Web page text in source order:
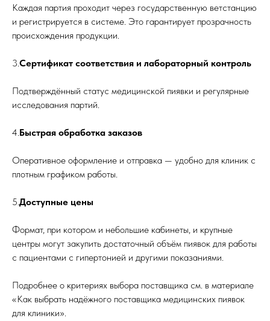
Каждая партия проходит через государственную ветстанцию
и регистрируется в системе. Это гарантирует прозрачность
происхождения продукции.
3.Сертификат соответствия и лабораторный контроль
Подтверждённый статус медицинской пиявки и регулярные
исследования партий.
4.Быстрая обработка заказов
Оперативное оформление и отправка — удобно для клиник с
плотным графиком работы.
5.Доступные цены
Формат, при котором и небольшие кабинеты, и крупные
центры могут закупить достаточный объём пиявок для работы
с пациентами с гипертонией и другими показаниями.
Подробнее о критериях выбора поставщика см. в материале
«Как выбрать надёжного поставщика медицинских пиявок
для клиники».